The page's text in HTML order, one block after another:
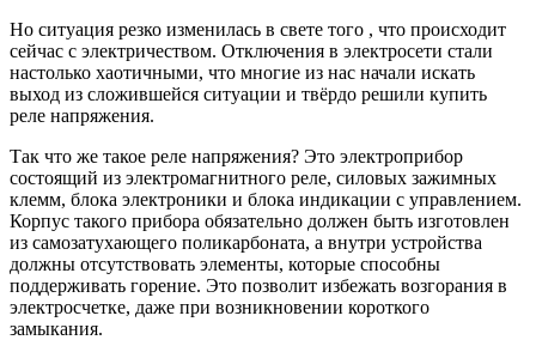
Но ситуация резко изменилась в свете того , что происходит
сейчас с электричеством. Отключения в электросети стали
настолько хаотичными, что многие из нас начали искать
выход из сложившейся ситуации и твёрдо решили купить
реле напряжения.
Так что же такое реле напряжения? Это электроприбор
состоящий из электромагнитного реле, силовых зажимных
клемм, блока электроники и блока индикации с управлением.
Корпус такого прибора обязательно должен быть изготовлен
из самозатухающего поликарбоната, а внутри устройства
должны отсутствовать элементы, которые способны
поддерживать горение. Это позволит избежать возгорания в
электросчетке, даже при возникновении короткого
замыкания.